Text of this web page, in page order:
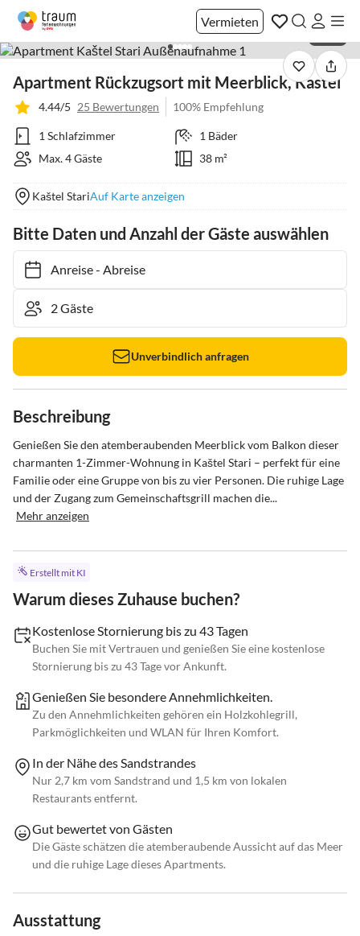
Vermieten
Apartment Rückzugsort mit Meerblick, Kastel
4.44/5 25 Bewertungen 100% Empfehlung
1 Schlafzimmer
1 Bäder
Max. 4 Gäste
38 m²
Kaštel StariAuf Karte anzeigen
Bitte Daten und Anzahl der Gäste auswählen
Anreise- Abreise
Unverbindlich anfragen
Beschreibung
Genießen Sie den atemberaubenden Meerblick vom Balkon dieser
charmanten 1-Zimmer-Wohnung in Kaštel Stari – perfekt für eine
Familie oder eine Gruppe von bis zu vier Personen. Die ruhige Lage
und der Zugang zum Gemeinschaftsgrill machen die...
Mehr anzeigen
Erstellt mit KI
Warum dieses Zuhause buchen?
Kostenlose Stornierung bis zu 43 Tagen
Buchen Sie mit Vertrauen und genießen Sie eine kostenlose
Stornierung bis zu 43 Tage vor Ankunft.
Genießen Sie besondere Annehmlichkeiten.
Zu den Annehmlichkeiten gehören ein Holzkohlegrill,
Parkmöglichkeiten und WLAN für Ihren Komfort.
In der Nähe des Sandstrandes
Nur 2,7 km vom Sandstrand und 1,5 km von lokalen
Restaurants entfernt.
Gut bewertet von Gästen
Die Gäste schätzen die atemberaubende Aussicht auf das Meer
und die ruhige Lage dieses Apartments.
Ausstattung